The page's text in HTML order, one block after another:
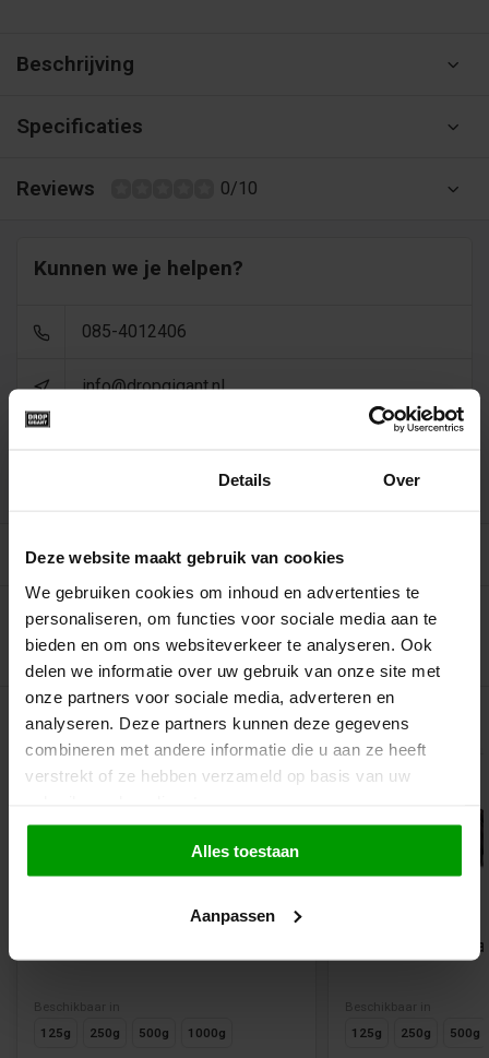
Details Over
Deze website maakt gebruik van cookies
We gebruiken cookies om inhoud en advertenties te
personaliseren, om functies voor sociale media aan te
bieden en om ons websiteverkeer te analyseren. Ook
delen we informatie over uw gebruik van onze site met
onze partners voor sociale media, adverteren en
analyseren. Deze partners kunnen deze gegevens
combineren met andere informatie die u aan ze heeft
verstrekt of ze hebben verzameld op basis van uw
Alles toestaan
Aanpassen
Beschrijving
Specificaties
Reviews 0/10
Kunnen we je helpen?
085-4012406
info@dropgigant.nl
reviews - gem. 9,5 via
Recent bekeken
Gerelateerde producten
Beschikbaar in
125g
250g 500g 1000g
Heksehyl Mint
Beschikbaar in
125g
250g 500g